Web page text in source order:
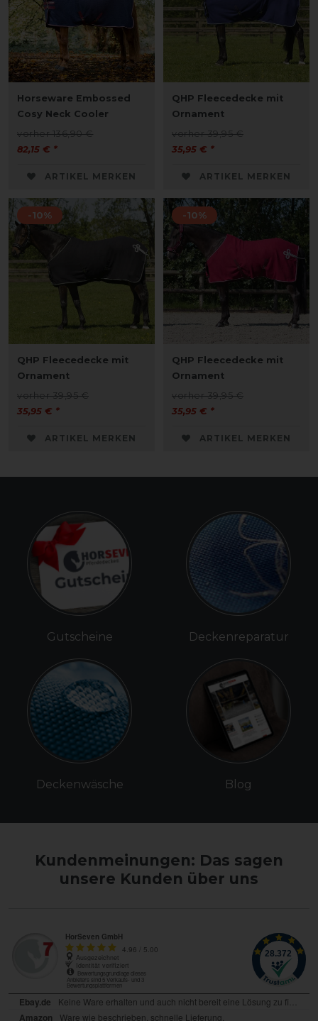
Horseware Embossed
Cosy Neck Cooler
vorher 136,90 €
82,15 € *
ARTIKEL MERKEN
QHP Fleecedecke mit
Ornament
vorher 39,95 €
35,95 € *
ARTIKEL MERKEN
-10%
QHP Fleecedecke mit
Ornament
vorher 39,95 €
35,95 € *
ARTIKEL MERKEN
-10%
QHP Fleecedecke mit
Ornament
vorher 39,95 €
35,95 € *
ARTIKEL MERKEN
Gutscheine
Deckenwäsche
Deckenreparatur
Blog
Kundenmeinungen: Das sagen
unsere Kunden über uns